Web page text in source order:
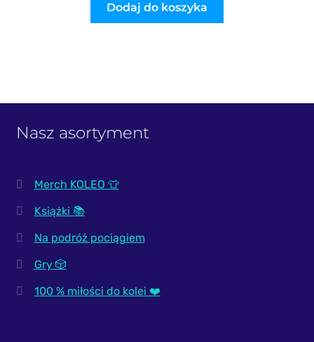
Dodaj do koszyka
Nasz asortyment
Merch KOLEO 👕
Książki 📚
Na podróż pociągiem
Gry 🎲
100 % miłości do kolei ❤️